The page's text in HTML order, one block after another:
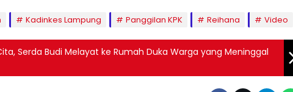
Kadinkes Lampung Panggilan KPK Reihana Video
Serda Budi Melayat ke Rumah Duka Warga yang Meninggal